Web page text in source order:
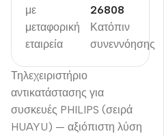
με
μεταφορική
εταιρεία
Κατόπιν
συνεννόησης
26808
Τηλεχειριστήριο
αντικατάστασης για
συσκευές PHILIPS (σειρά
HUAYU) — αξιόπιστη λύση